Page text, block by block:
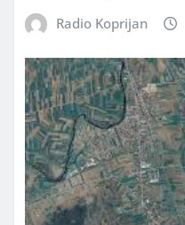
Radio Koprijan